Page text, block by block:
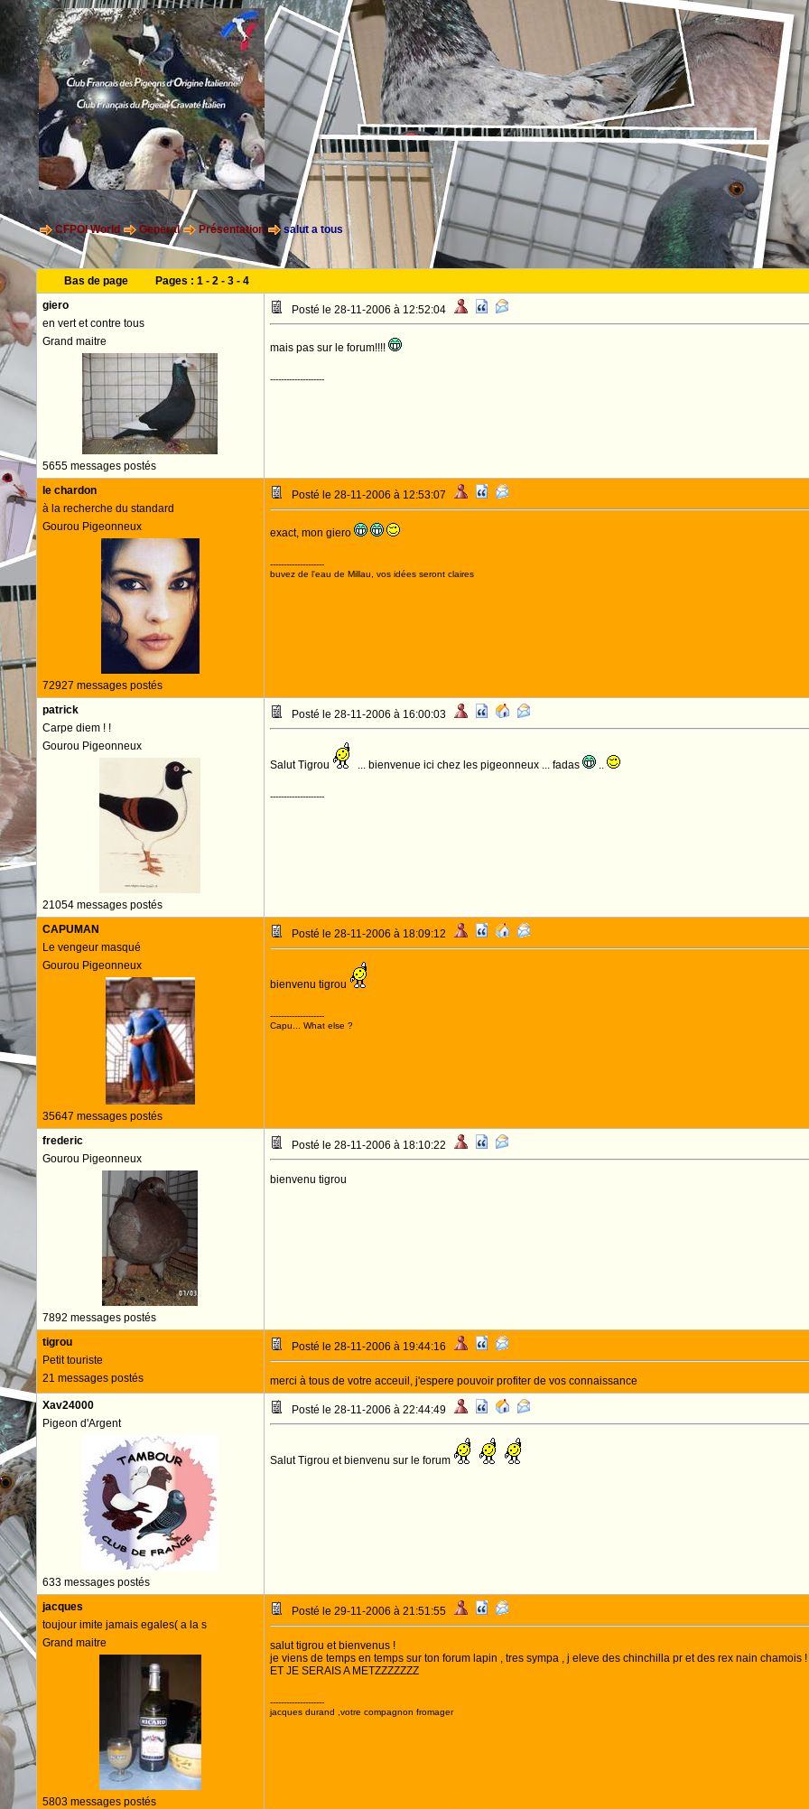
CFPOI World General Présentation salut a tous
Bas de page Pages : 1- 2- 3- 4
giero
en vert et contre tous
Grand maitre
5655 messages postés
Posté le 28-11-2006 à 12:52:04
mais pas sur le forum!!!!
--------------------
le chardon
à la recherche du standard
Gourou Pigeonneux
72927 messages postés
Posté le 28-11-2006 à 12:53:07
exact, mon giero
--------------------
buvez de l'eau de Millau, vos idées seront claires
patrick
Carpe diem ! !
Gourou Pigeonneux
21054 messages postés
Posté le 28-11-2006 à 16:00:03
Salut Tigrou ... bienvenue ici chez les pigeonneux ... fadas ..
--------------------
CAPUMAN
Le vengeur masqué
Gourou Pigeonneux
35647 messages postés
Posté le 28-11-2006 à 18:09:12
bienvenu tigrou
--------------------
Capu... What else ?
frederic
Gourou Pigeonneux
7892 messages postés
Posté le 28-11-2006 à 18:10:22
bienvenu tigrou
tigrou
Petit touriste
21 messages postés
Posté le 28-11-2006 à 19:44:16
merci à tous de votre acceuil, j'espere pouvoir profiter de vos connaissance
Xav24000
Pigeon d'Argent
633 messages postés
Posté le 28-11-2006 à 22:44:49
Salut Tigrou et bienvenu sur le forum
jacques
toujour imite jamais egales( a la s
Grand maitre
5803 messages postés
Posté le 29-11-2006 à 21:51:55
salut tigrou et bienvenus !
je viens de temps en temps sur ton forum lapin , tres sympa , j eleve des chinchilla pr et des rex nain chamois !
ET JE SERAIS A METZZZZZZZ
--------------------
jacques durand ,votre compagnon fromager